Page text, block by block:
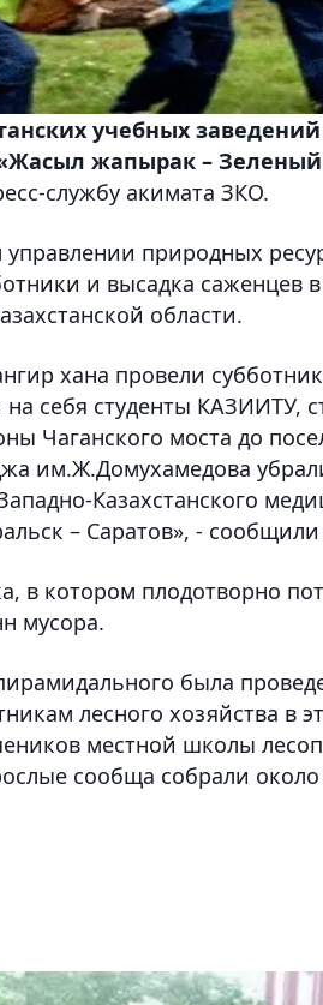
учебных
жапырак – Зеленый
службу акимата ЗКО.
природных
и высадка саженцев
области.
хана провели
себя студенты КАЗИИТУ,
Чаганского моста до
им.Ж.Домухамедова
Казахстанского
– Саратов», -
в котором плодотворно
мусора.
была
лесного хозяйства в
местной школы
сообща собрали